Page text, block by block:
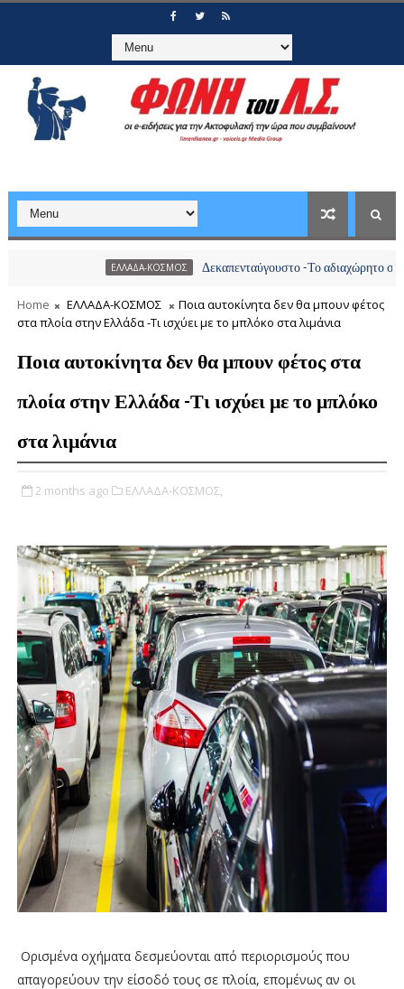
ΕΛΛΑΔΑ-ΚΟΣΜΟΣ Δεκαπενταύγουστο -Το αδιαχώρητο στα
Home ΕΛΛΑΔΑ-ΚΟΣΜΟΣ
Ποια αυτοκίνητα δεν θα μπουν φέτος
στα πλοία στην Ελλάδα -Τι ισχύει με το μπλόκο στα λιμάνια
Ποια αυτοκίνητα δεν θα μπουν φέτος στα
πλοία στην Ελλάδα -Τι ισχύει με το μπλόκο
στα λιμάνια
2 months ago ΕΛΛΑΔΑ-ΚΟΣΜΟΣ,
Ορισμένα οχήματα δεσμεύονται από περιορισμούς που
απαγορεύουν την είσοδό τους σε πλοία, επομένως αν οι